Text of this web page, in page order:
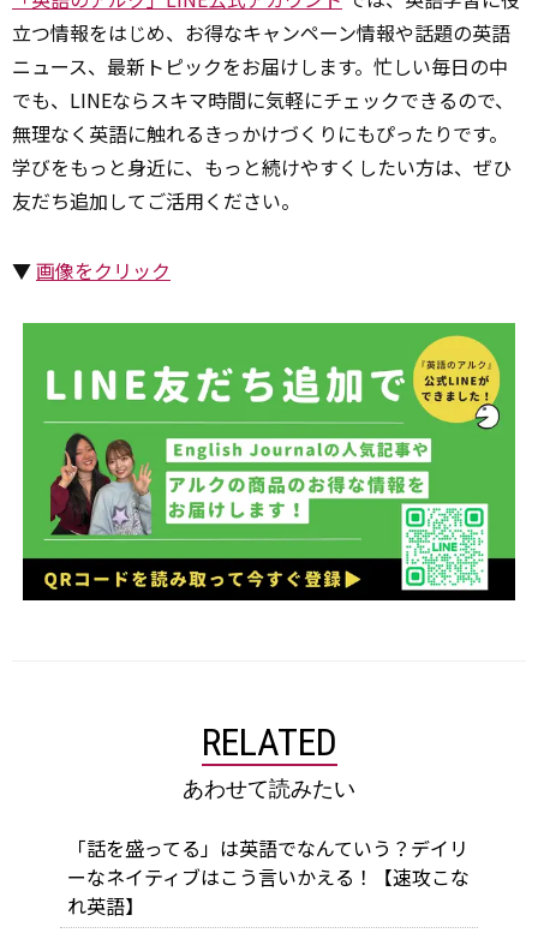
立つ情報をはじめ、お得なキャンペーン情報や話題の英語
ニュース、最新トピックをお届けします。忙しい毎日の中
でも、LINEならスキマ時間に気軽にチェックできるので、
無理なく英語に触れるきっかけづくりにもぴったりです。
学びをもっと身近に、もっと続けやすくしたい方は、ぜひ
友だち追加してご活用ください。
▼画像をクリック
RELATED
あわせて読みたい
「話を盛ってる」は英語でなんていう？デイリ
ーなネイティブはこう言いかえる！【速攻こな
れ英語】